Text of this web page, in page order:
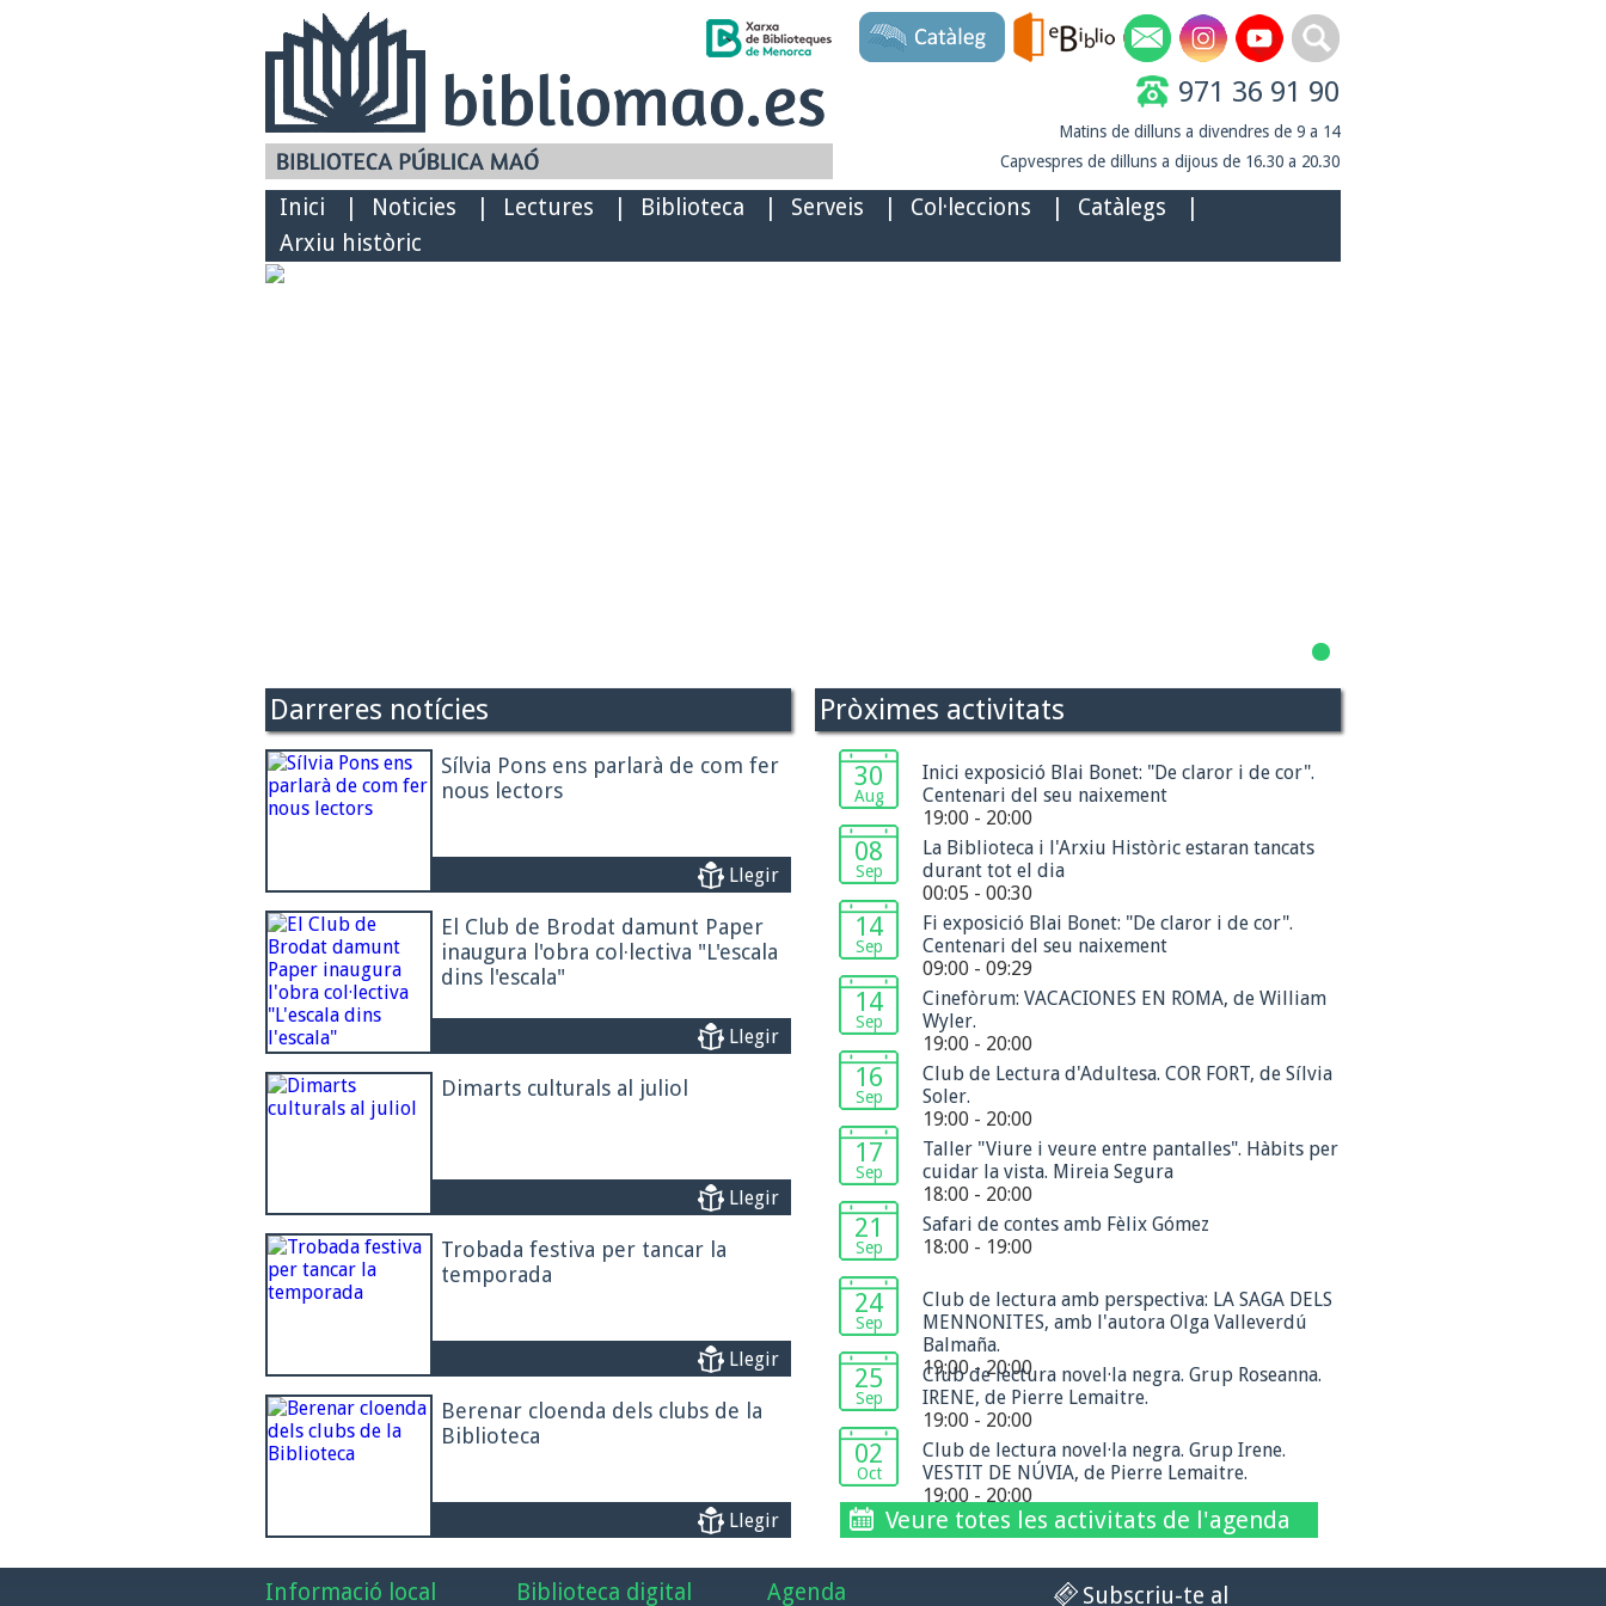
971 36 91 90
Matins de dilluns a divendres de 9 a 14
Capvespres de dilluns a dijous de 16.30 a 20.30
Inici Noticies Lectures Biblioteca Serveis Col·leccions Catàlegs
Arxiu històric
Darreres notícies
Sílvia Pons ens parlarà de com fer
nous lectors
Llegir
El Club de Brodat damunt Paper
inaugura l'obra col·lectiva "L'escala
dins l'escala"
Llegir
Dimarts culturals al juliol
Llegir
Trobada festiva per tancar la
temporada
Llegir
Berenar cloenda dels clubs de la
Biblioteca
Llegir
Pròximes activitats
30
Aug
Inici exposició Blai Bonet: "De claror i de cor".
Centenari del seu naixement
19:00 - 20:00
08
Sep
La Biblioteca i l'Arxiu Històric estaran tancats
durant tot el dia
00:05 - 00:30
14
Sep
Fi exposició Blai Bonet: "De claror i de cor".
Centenari del seu naixement
09:00 - 09:29
14
Sep
Cinefòrum: VACACIONES EN ROMA, de William
Wyler.
19:00 - 20:00
16
Sep
Club de Lectura d'Adultesa. COR FORT, de Sílvia
Soler.
19:00 - 20:00
17
Sep
Taller "Viure i veure entre pantalles". Hàbits per
cuidar la vista. Mireia Segura
18:00 - 20:00
21
Sep
Safari de contes amb Fèlix Gómez
18:00 - 19:00
24
Sep
Club de lectura amb perspectiva: LA SAGA DELS
MENNONITES, amb l'autora Olga Valleverdú
Balmaña.
19:00 - 20:00
25
Sep
Club de lectura novel·la negra. Grup Roseanna.
IRENE, de Pierre Lemaitre.
19:00 - 20:00
02
Oct
Club de lectura novel·la negra. Grup Irene.
VESTIT DE NÚVIA, de Pierre Lemaitre.
19:00 - 20:00
Veure totes les activitats de l'agenda
Informació local Biblioteca digital Agenda Subscriu-te al